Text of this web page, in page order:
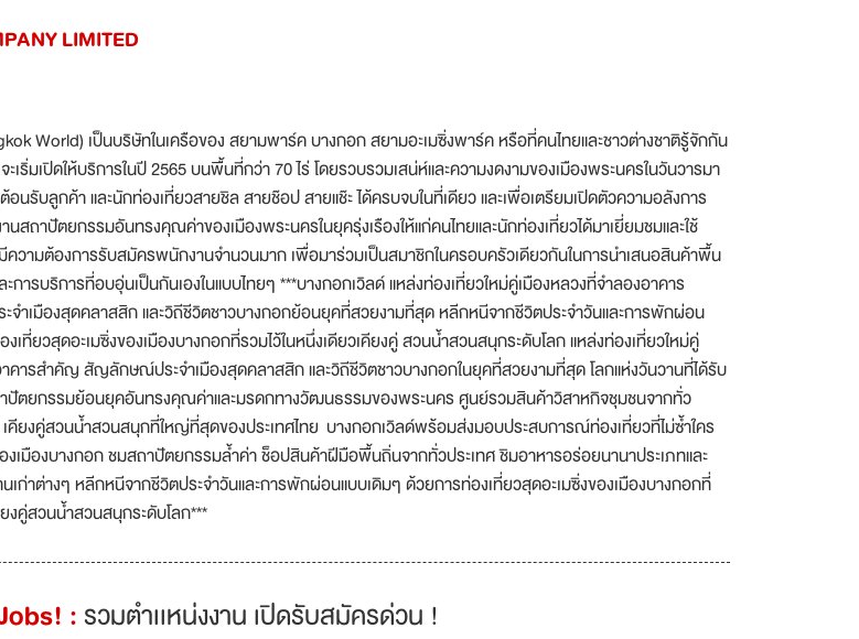
LIMITED
World) เป็นบริษัทในเครือของ สยามพาร์ค บางกอก สยามอะเมซิ่งพาร์ค หรือที่คนไทยและชาวต่างชาติรู้จักกัน
เริ่มเปิดให้บริการในปี 2565 บนพื้นที่กว่า 70 ไร่ โดยรวบรวมเสน่ห์และความงดงามของเมืองพระนครในวันวารมา
อนรับลูกค้า และนักท่องเที่ยวสายชิล สายช๊อป สายแช๊ะ ได้ครบจบในที่เดียว และเพื่อเตรียมเปิดตัวความอลังการ
นสถาปัตยกรรมอันทรงคุณค่าของเมืองพระนครในยุครุ่งเรืองให้แก่คนไทยและนักท่องเที่ยวได้มาเยี่ยมชมและใช้
วามต้องการรับสมัครพนักงานจำนวนมาก เพื่อมาร่วมเป็นสมาชิกในครอบครัวเดียวกันในการนำเสนอสินค้าพื้น
ะการบริการที่อบอุ่นเป็นกันเองในแบบไทยๆ ***บางกอกเวิลด์ แหล่งท่องเที่ยวใหม่คู่เมืองหลวงที่จำลองอาคาร
เมืองสุดคลาสสิก และวิถีชีวิตชาวบางกอกย้อนยุคที่สวยงามที่สุด หลีกหนีจากชีวิตประจำวันและการพักผ่อน
เที่ยวสุดอะเมซิ่งของเมืองบางกอกที่รวมไว้ในหนึ่งเดียวเคียงคู่ สวนน้ำสวนสนุกระดับโลก แหล่งท่องเที่ยวใหม่คู่
คารสำคัญ สัญลักษณ์ประจำเมืองสุดคลาสสิก และวิถีชีวิตชาวบางกอกในยุคที่สวยงามที่สุด โลกแห่งวันวานที่ได้รับ
าปัตยกรรมย้อนยุคอันทรงคุณค่าและมรดกทางวัฒนธรรมของพระนคร ศูนย์รวมสินค้าวิสาหกิจชุมชนจากทั่ว
คียงคู่สวนน้ำสวนสนุกที่ใหญ่ที่สุดของประเทศไทย บางกอกเวิลด์พร้อมส่งมอบประสบการณ์ท่องเที่ยวที่ไม่ซ้ำใคร
เมืองบางกอก ชมสถาปัตยกรรมล้ำค่า ช็อปสินค้าฝีมือพื้นถิ่นจากทั่วประเทศ ชิมอาหารอร่อยนานาประเภทและ
เก่าต่างๆ หลีกหนีจากชีวิตประจำวันและการพักผ่อนแบบเดิมๆ ด้วยการท่องเที่ยวสุดอะเมซิ่งของเมืองบางกอกที่
งคู่สวนน้ำสวนสนุกระดับโลก***
:รวมตำเเหน่งงาน เปิดรับสมัครด่วน !